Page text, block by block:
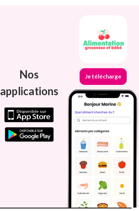
Nos
applications
Je télécharge